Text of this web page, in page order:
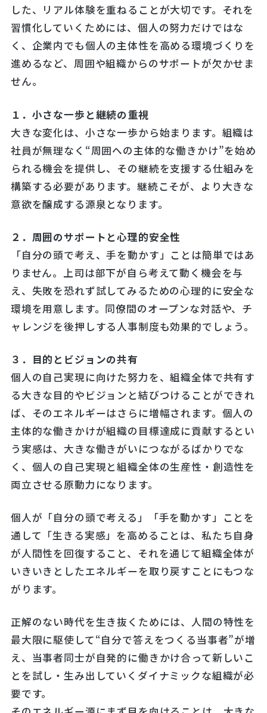
した、リアル体験を重ねることが大切です。それを
習慣化していくためには、個人の努力だけではな
く、企業内でも個人の主体性を高める環境づくりを
進めるなど、周囲や組織からのサポートが欠かせま
せん。
１．小さな一歩と継続の重視
大きな変化は、小さな一歩から始まります。組織は
社員が無理なく“周囲への主体的な働きかけ”を始め
られる機会を提供し、その継続を支援する仕組みを
構築する必要があります。継続こそが、より大きな
意欲を醸成する源泉となります。
２．周囲のサポートと心理的安全性
「自分の頭で考え、手を動かす」ことは簡単ではあ
りません。上司は部下が自ら考えて動く機会を与
え、失敗を恐れず試してみるための心理的に安全な
環境を用意します。同僚間のオープンな対話や、チ
ャレンジを後押しする人事制度も効果的でしょう。
３．目的とビジョンの共有
個人の自己実現に向けた努力を、組織全体で共有す
る大きな目的やビジョンと結びつけることができれ
ば、そのエネルギーはさらに増幅されます。個人の
主体的な働きかけが組織の目標達成に貢献するとい
う実感は、大きな働きがいにつながるばかりでな
く、個人の自己実現と組織全体の生産性・創造性を
両立させる原動力になります。
個人が「自分の頭で考える」「手を動かす」ことを
通して「生きる実感」を高めることは、私たち自身
が人間性を回復すること、それを通じて組織全体が
いきいきとしたエネルギーを取り戻すことにもつな
がります。
正解のない時代を生き抜くためには、人間の特性を
最大限に駆使して“自分で答えをつくる当事者”が増
え、当事者同士が自発的に働きかけ合って新しいこ
とを試し・生み出していくダイナミックな組織が必
要です。